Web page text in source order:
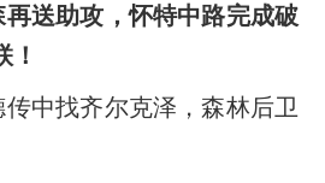
送助攻，怀特中路完成破
！
中找齐尔克泽，森林后卫